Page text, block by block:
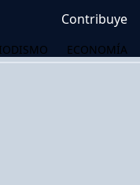
Contribuye
ECONOMÍA